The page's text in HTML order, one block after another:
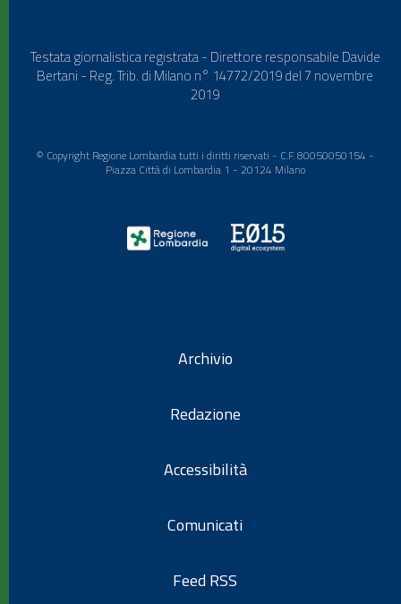
Testata giornalistica registrata - Direttore responsabile Davide
Bertani - Reg. Trib. di Milano n° 14772/2019 del 7 novembre
2019
© Copyright Regione Lombardia tutti i diritti riservati - C.F. 80050050154 -
Piazza Città di Lombardia 1 - 20124 Milano
Archivio
Redazione
Accessibilità
Comunicati
Feed RSS